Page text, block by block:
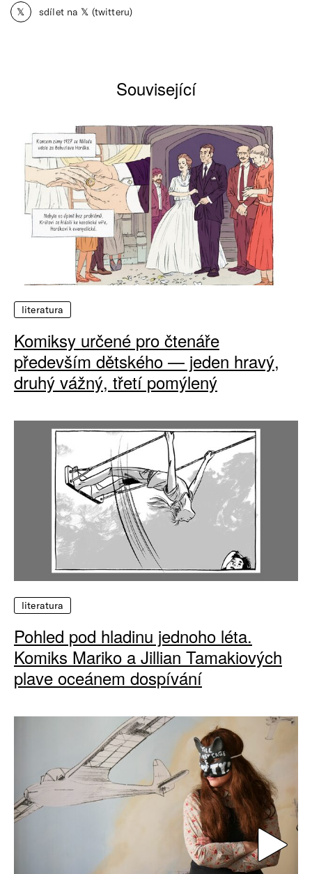
𝕏 sdílet na 𝕏 (twitteru)
Související
literatura
Komiksy určené pro čtenáře
především dětského — jeden hravý,
druhý vážný, třetí pomýlený
literatura
Pohled pod hladinu jednoho léta.
Komiks Mariko a Jillian Tamakiových
plave oceánem dospívání